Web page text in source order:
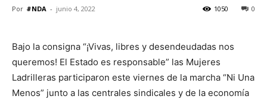
Por #NDA - junio 4, 2022 0
1050
Bajo la consigna “¡Vivas, libres y desendeudadas nos
queremos! El Estado es responsable” las Mujeres
Ladrilleras participaron este viernes de la marcha “Ni Una
Menos” junto a las centrales sindicales y de la economía